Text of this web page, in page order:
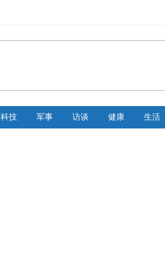
科技 军事 访谈 健康 生活